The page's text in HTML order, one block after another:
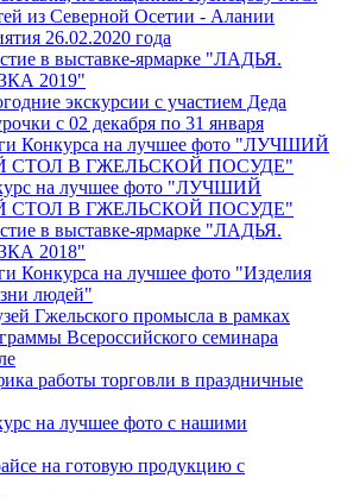
из Северной Осетии - Алании
26.02.2020 года
в выставке-ярмарке "ЛАДЬЯ.
2019"
экскурсии с участием Деда
с 02 декабря по 31 января
Конкурса на лучшее фото "ЛУЧШИЙ
СТОЛ В ГЖЕЛЬСКОЙ ПОСУДЕ"
на лучшее фото "ЛУЧШИЙ
СТОЛ В ГЖЕЛЬСКОЙ ПОСУДЕ"
в выставке-ярмарке "ЛАДЬЯ.
2018"
Конкурса на лучшее фото "Изделия
людей"
Гжельского промысла в рамках
Всероссийского семинара
работы торговли в праздничные
на лучшее фото с нашими
на готовую продукцию с